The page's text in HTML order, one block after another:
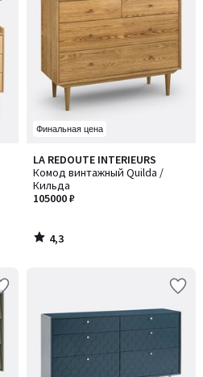
Финальная цена
LA REDOUTE INTERIEURS
Комод винтажный Quilda /
Кильда
105000 ₽
4,3
/ 5
4,3
/